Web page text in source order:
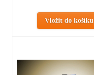
Vložit do košíku